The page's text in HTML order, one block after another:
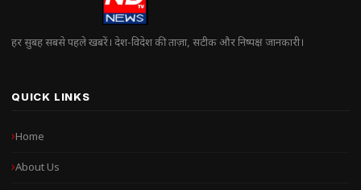
हर सुबह सबसे पहले खबरें। देश-विदेश की ताज़ा, सटीक और निष्पक्ष जानकारी।
QUICK LINKS
Home
About Us